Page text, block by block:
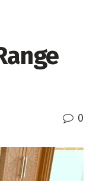
0